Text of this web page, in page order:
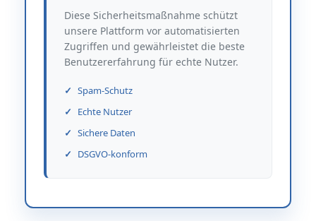
Diese Sicherheitsmaßnahme schützt
unsere Plattform vor automatisierten
Zugriffen und gewährleistet die beste
Benutzererfahrung für echte Nutzer.
Spam-Schutz
Echte Nutzer
Sichere Daten
DSGVO-konform